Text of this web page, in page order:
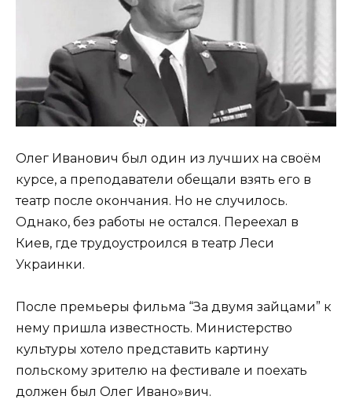
Олег Иванович был один из лучших на своём
курсе, а преподаватели обещали взять его в
театр после окончания. Но не случилось.
Однако, без работы не остался. Переехал в
Киев, где трудоустроился в театр Леси
Украинки.
После премьеры фильма “За двумя зайцами” к
нему пришла известность. Министерство
культуры хотело представить картину
польскому зрителю на фестивале и поехать
должен был Олег Ивано»вич.